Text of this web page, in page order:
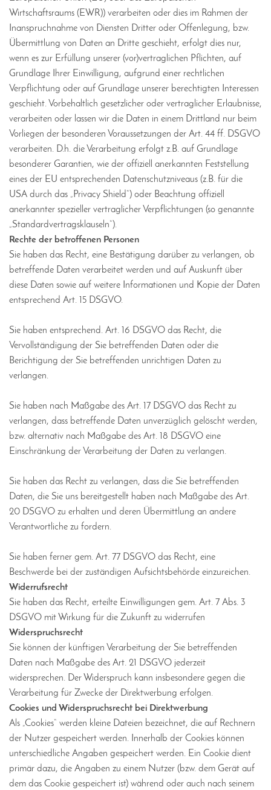
Wirtschaftsraums (EWR)) verarbeiten oder dies im Rahmen der
Inanspruchnahme von Diensten Dritter oder Offenlegung, bzw.
Übermittlung von Daten an Dritte geschieht, erfolgt dies nur,
wenn es zur Erfüllung unserer (vor)vertraglichen Pflichten, auf
Grundlage Ihrer Einwilligung, aufgrund einer rechtlichen
Verpflichtung oder auf Grundlage unserer berechtigten Interessen
geschieht. Vorbehaltlich gesetzlicher oder vertraglicher Erlaubnisse,
verarbeiten oder lassen wir die Daten in einem Drittland nur beim
Vorliegen der besonderen Voraussetzungen der Art. 44 ff. DSGVO
verarbeiten. D.h. die Verarbeitung erfolgt z.B. auf Grundlage
besonderer Garantien, wie der offiziell anerkannten Feststellung
eines der EU entsprechenden Datenschutzniveaus (z.B. für die
USA durch das „Privacy Shield“) oder Beachtung offiziell
anerkannter spezieller vertraglicher Verpflichtungen (so genannte
„Standardvertragsklauseln“).
Rechte der betroffenen Personen
Sie haben das Recht, eine Bestätigung darüber zu verlangen, ob
betreffende Daten verarbeitet werden und auf Auskunft über
diese Daten sowie auf weitere Informationen und Kopie der Daten
entsprechend Art. 15 DSGVO.
Sie haben entsprechend. Art. 16 DSGVO das Recht, die
Vervollständigung der Sie betreffenden Daten oder die
Berichtigung der Sie betreffenden unrichtigen Daten zu
verlangen.
Sie haben nach Maßgabe des Art. 17 DSGVO das Recht zu
verlangen, dass betreffende Daten unverzüglich gelöscht werden,
bzw. alternativ nach Maßgabe des Art. 18 DSGVO eine
Einschränkung der Verarbeitung der Daten zu verlangen.
Sie haben das Recht zu verlangen, dass die Sie betreffenden
Daten, die Sie uns bereitgestellt haben nach Maßgabe des Art.
20 DSGVO zu erhalten und deren Übermittlung an andere
Verantwortliche zu fordern.
Sie haben ferner gem. Art. 77 DSGVO das Recht, eine
Beschwerde bei der zuständigen Aufsichtsbehörde einzureichen.
Widerrufsrecht
Sie haben das Recht, erteilte Einwilligungen gem. Art. 7 Abs. 3
DSGVO mit Wirkung für die Zukunft zu widerrufen
Widerspruchsrecht
Sie können der künftigen Verarbeitung der Sie betreffenden
Daten nach Maßgabe des Art. 21 DSGVO jederzeit
widersprechen. Der Widerspruch kann insbesondere gegen die
Verarbeitung für Zwecke der Direktwerbung erfolgen.
Cookies und Widerspruchsrecht bei Direktwerbung
Als „Cookies“ werden kleine Dateien bezeichnet, die auf Rechnern
der Nutzer gespeichert werden. Innerhalb der Cookies können
unterschiedliche Angaben gespeichert werden. Ein Cookie dient
primär dazu, die Angaben zu einem Nutzer (bzw. dem Gerät auf
dem das Cookie gespeichert ist) während oder auch nach seinem